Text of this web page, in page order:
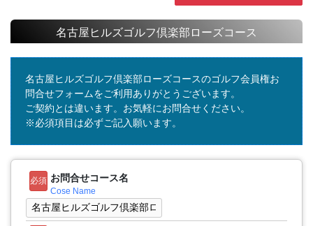
名古屋ヒルズゴルフ倶楽部ローズコース
名古屋ヒルズゴルフ倶楽部ローズコースのゴルフ会員権お
問合せフォームをご利用ありがとうございます。
ご契約とは違います。お気軽にお問合せください。
※必須項目は必ずご記入願います。
必須 お問合せコース名
Cose Name